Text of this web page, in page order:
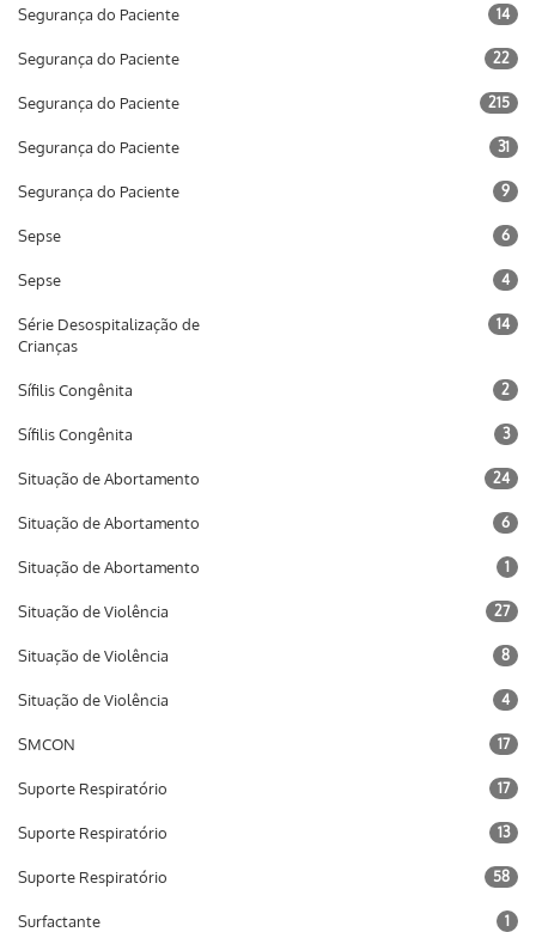
Segurança do Paciente 14
Segurança do Paciente 22
Segurança do Paciente 215
Segurança do Paciente 31
Segurança do Paciente 9
Sepse 6
Sepse 4
Série Desospitalização de
Crianças
14
Sífilis Congênita 2
Sífilis Congênita 3
Situação de Abortamento 24
Situação de Abortamento 6
Situação de Abortamento 1
Situação de Violência 27
Situação de Violência 8
Situação de Violência 4
SMCON 17
Suporte Respiratório 17
Suporte Respiratório 13
Suporte Respiratório 58
Surfactante 1